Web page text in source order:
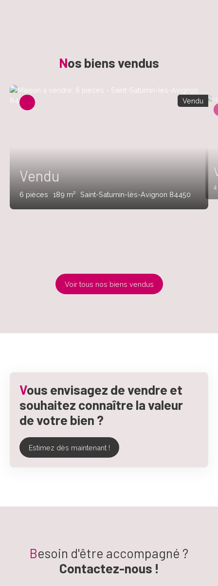
Nos biensvendus
Vendu
6 pièces 189 m² Saint-Saturnin-lès-Avignon 84450
Vendu
Voir tous nos biens vendus
Vous envisagez de vendre et
souhaitez connaître la valeur
de votre bien ?
Estimez dès maintenant !
Besoin d'être accompagné ?
Contactez-nous !